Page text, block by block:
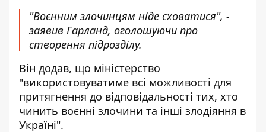
"Воєнним злочинцям ніде сховатися", -
заявив Гарланд, оголошуючи про
створення підрозділу.
Він додав, що міністерство
"використовуватиме всі можливості для
притягнення до відповідальності тих, хто
чинить воєнні злочини та інші злодіяння в
Україні".